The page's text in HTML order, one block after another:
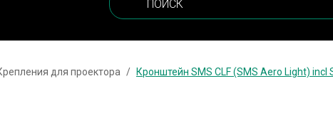
для проектора Кронштейн SMS CLF (SMS Aero Light)